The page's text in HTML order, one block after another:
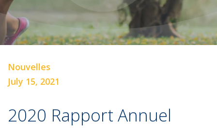
Nouvelles
July 15, 2021
2020 Rapport Annuel